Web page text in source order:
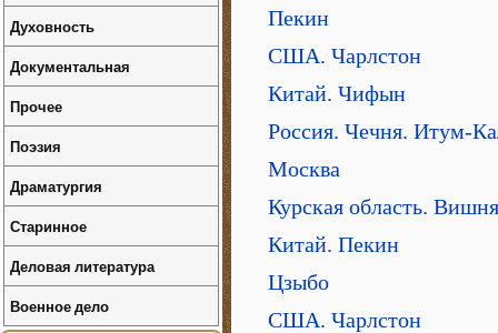
Пекин
США. Чарлстон
Китай. Чифын
Россия. Чечня. Итум-
Москва
Курская область.
Китай. Пекин
Цзыбо
США. Чарлстон
Духовность
Документальная
Прочее
Поэзия
Драматургия
Старинное
Деловая литература
Военное дело